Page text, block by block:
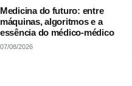
Medicina do futuro: entre
máquinas, algoritmos e a
essência do médico-médico
07/08/2026